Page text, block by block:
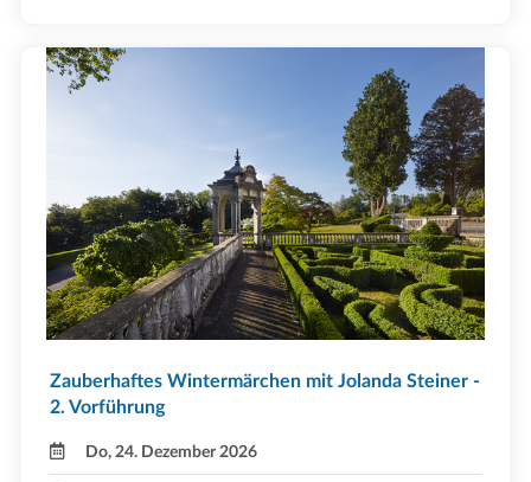
Zauberhaftes Wintermärchen mit Jolanda Steiner -
2. Vorführung
Do, 24. Dezember 2026